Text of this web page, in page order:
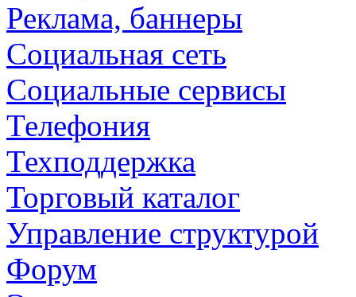
Реклама, баннеры
Социальная сеть
Социальные сервисы
Телефония
Техподдержка
Торговый каталог
Управление структурой
Форум